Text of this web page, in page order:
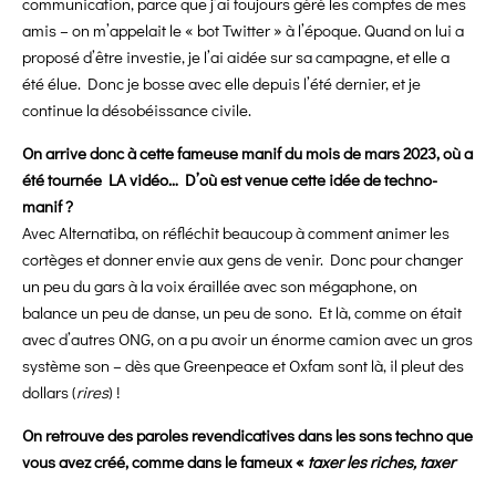
amis – on m’appelait le « bot Twitter » à l’époque. Quand on lui a
proposé d’être investie, je l’ai aidée sur sa campagne, et elle a
été élue. Donc je bosse avec elle depuis l’été dernier, et je
continue la désobéissance civile.
On arrive donc à cette fameuse manif du mois de mars 2023, où a
été tournée LA vidéo… D’où est venue cette idée de techno-
manif ?
Avec Alternatiba, on réfléchit beaucoup à comment animer les
cortèges et donner envie aux gens de venir. Donc pour changer
un peu du gars à la voix éraillée avec son mégaphone, on
balance un peu de danse, un peu de sono. Et là, comme on était
avec d’autres ONG, on a pu avoir un énorme camion avec un gros
système son – dès que Greenpeace et Oxfam sont là, il pleut des
dollars (rires) !
On retrouve des paroles revendicatives dans les sons techno que
vous avez créé, comme dans le fameux « taxer les riches, taxer